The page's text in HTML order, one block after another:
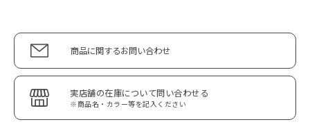
商品に関するお問い合わせ
実店舗の在庫について問い合わせる
※商品名・カラー等を記入ください